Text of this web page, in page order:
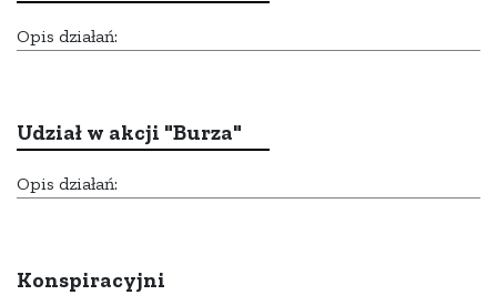
Opis działań:
Udział w akcji "Burza"
Opis działań:
Konspiracyjni